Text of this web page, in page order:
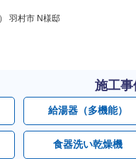
羽村市 N様邸
施工
給湯器（多機能）
食器洗い乾燥機